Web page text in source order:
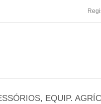
EQUIP.